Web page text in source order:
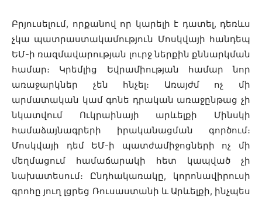
Բրյուսելում, որքանով որ կարելի է դատել, դեռևս
չկա պատրաստակամություն Մոսկվայի հանդեպ
ԵՄ-ի ռազմավարության լուրջ ներքին քննարկման
համար։ Կրեմլից Եվրամիության համար նոր
առաջարկներ չեն հնչել։ Առայժմ ոչ մի
արմատական կամ գոնե դրական առաջընթաց չի
նկատվում Ուկրաինայի արևելքի Մինսկի
համաձայնագրերի իրականացման գործում։
Մոսկվայի դեմ ԵՄ-ի պատժամիջոցների ոչ մի
մեղմացում համաճարակի հետ կապված չի
նախատեսում։ Ընդհակառակը, կորոնավիրուսի
գրոհը յուղ լցրեց Ռուսաստանի և Արևելքի, ինչպես